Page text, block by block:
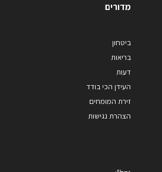
מדורים
ביטחון
בריאות
דעות
העידן הכי בודד
זירת המומחים
הצהרת נגישות